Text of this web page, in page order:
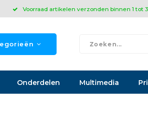
Voorraad artikelen verzonden binnen 1 tot
Onderdelen Multimedia